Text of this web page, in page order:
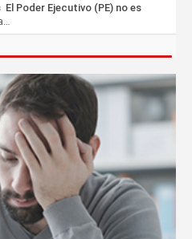
Poder Ejecutivo (PE) no es